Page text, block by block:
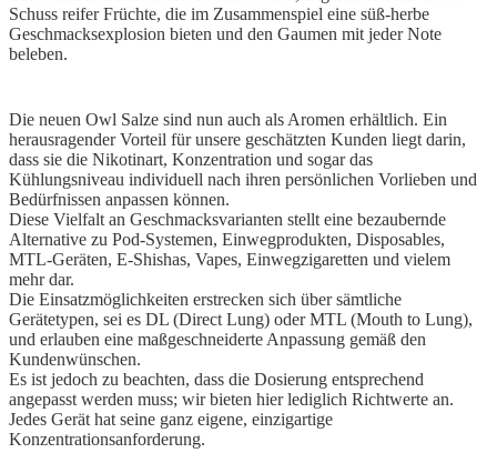
Schuss reifer Früchte, die im Zusammenspiel eine süß-herbe
Geschmacksexplosion bieten und den Gaumen mit jeder Note
beleben.
Die neuen Owl Salze sind nun auch als Aromen erhältlich. Ein
herausragender Vorteil für unsere geschätzten Kunden liegt darin,
dass sie die Nikotinart, Konzentration und sogar das
Kühlungsniveau individuell nach ihren persönlichen Vorlieben und
Bedürfnissen anpassen können.
Diese Vielfalt an Geschmacksvarianten stellt eine bezaubernde
Alternative zu Pod-Systemen, Einwegprodukten, Disposables,
MTL-Geräten, E-Shishas, Vapes, Einwegzigaretten und vielem
mehr dar.
Die Einsatzmöglichkeiten erstrecken sich über sämtliche
Gerätetypen, sei es DL (Direct Lung) oder MTL (Mouth to Lung),
und erlauben eine maßgeschneiderte Anpassung gemäß den
Kundenwünschen.
Es ist jedoch zu beachten, dass die Dosierung entsprechend
angepasst werden muss; wir bieten hier lediglich Richtwerte an.
Jedes Gerät hat seine ganz eigene, einzigartige
Konzentrationsanforderung.